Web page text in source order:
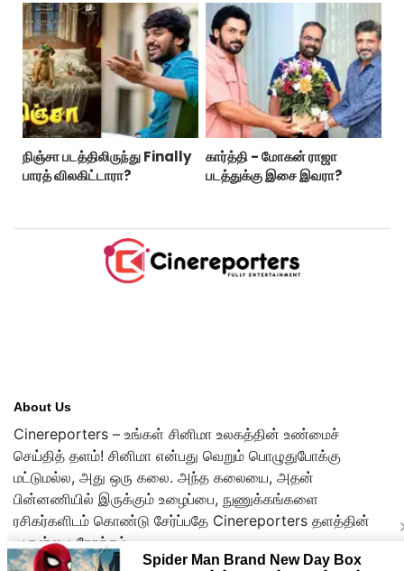
நிஞ்சா படத்திலிருந்து Finally
பாரத் விலகிட்டாரா?
கார்த்தி - மோகன் ராஜா
படத்துக்கு இசை இவரா?
About Us
Cinereporters – உங்கள் சினிமா உலகத்தின் உண்மைச்
செய்தித் தளம்! சினிமா என்பது வெறும் பொழுதுபோக்கு
மட்டுமல்ல, அது ஒரு கலை. அந்த கலையை, அதன்
பின்னணியில் இருக்கும் உழைப்பை, நுணுக்கங்களை
ரசிகர்களிடம் கொண்டு சேர்ப்பதே Cinereporters தளத்தின்
முதன்மை நோக்கம்.